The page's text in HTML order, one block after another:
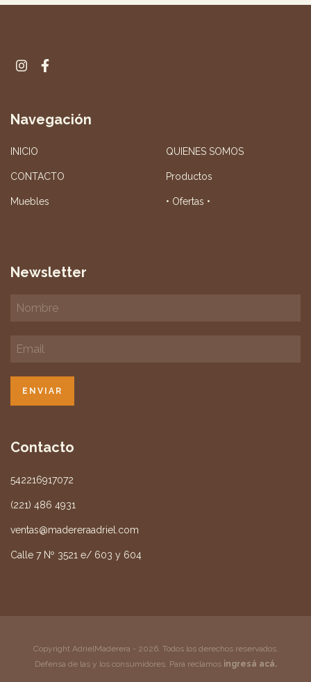
Navegación
INICIO QUIENES SOMOS
CONTACTO Productos
Muebles • Ofertas •
Newsletter
Contacto
542216917072
(221) 486 4931
ventas@madereraadriel.com
Calle 7 Nº 3521 e/ 603 y 604
Copyright AdrielMaderera - 2026. Todos los derechos reservados.
Defensa de las y los consumidores. Para reclamos ingresá acá.